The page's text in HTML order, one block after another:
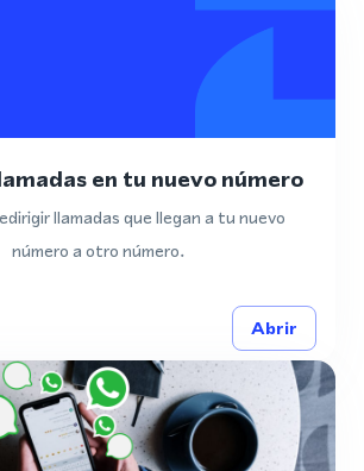
en tu nuevo número
llamadas que llegan a tu nuevo
número a otro número.
Abrir